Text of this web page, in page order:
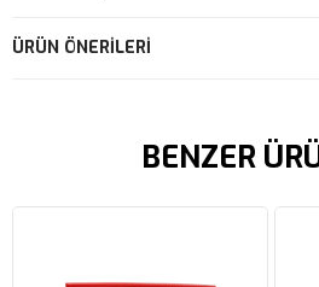
ÜRÜN ÖNERILERI
BENZER